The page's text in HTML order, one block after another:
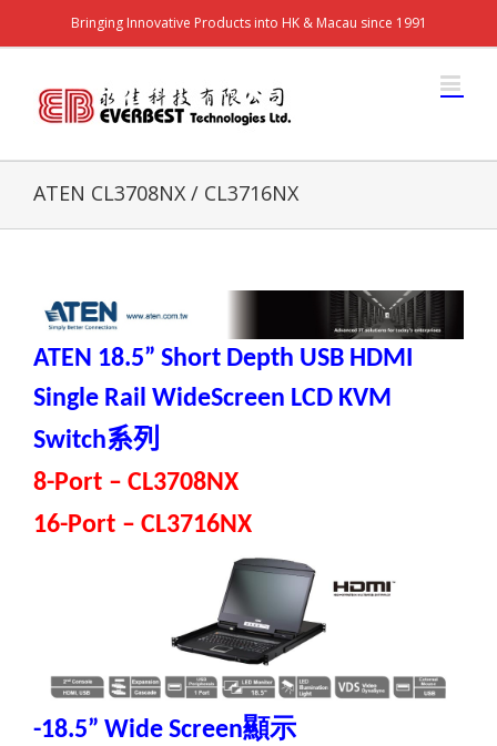
Bringing Innovative Products into HK & Macau since 1991
ATEN CL3708NX / CL3716NX
ATEN 18.5” Short Depth USB HDMI
Single Rail WideScreen LCD KVM
Switch系列
8-Port – CL3708NX
16-Port – CL3716NX
-18.5” Wide Screen顯示